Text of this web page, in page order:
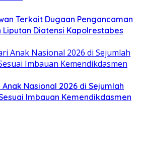
Terkait Dugaan Pengancaman
Liputan Diatensi Kapolrestabes
Nasional 2026 di Sejumlah
Imbauan Kemendikdasmen